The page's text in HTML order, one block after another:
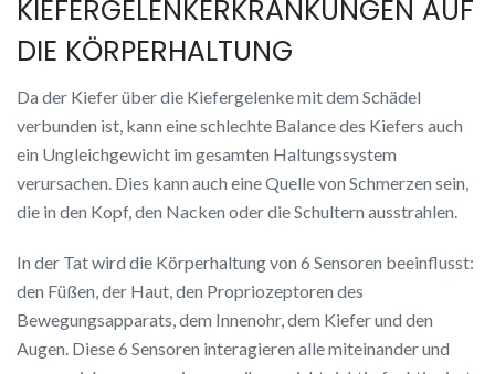
KIEFERGELENKERKRANKUNGEN AUF
DIE KÖRPERHALTUNG
Da der Kiefer über die Kiefergelenke mit dem Schädel
verbunden ist, kann eine schlechte Balance des Kiefers auch
ein Ungleichgewicht im gesamten Haltungssystem
verursachen. Dies kann auch eine Quelle von Schmerzen sein,
die in den Kopf, den Nacken oder die Schultern ausstrahlen.
In der Tat wird die Körperhaltung von 6 Sensoren beeinflusst:
den Füßen, der Haut, den Propriozeptoren des
Bewegungsapparats, dem Innenohr, dem Kiefer und den
Augen. Diese 6 Sensoren interagieren alle miteinander und